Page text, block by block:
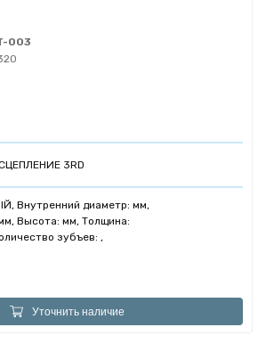
003
3RD
Внутренний диаметр: мм,
Высота: мм, Толщина:
зубъев: ,
Уточнить наличие